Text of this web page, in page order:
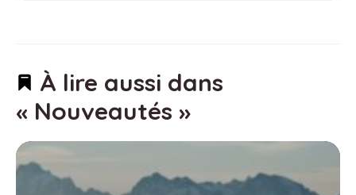
À lire aussi dans
« Nouveautés »